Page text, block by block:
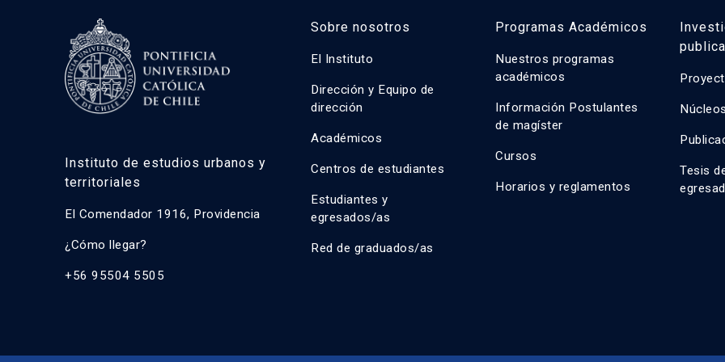
Instituto de estudios urbanos y
territoriales
El Comendador 1916, Providencia
¿Cómo llegar?
+56 95504 5505
Sobre nosotros
El Instituto
Dirección y Equipo de
dirección
Académicos
Centros de estudiantes
Estudiantes y
egresados/as
Red de graduados/as
Programas Académicos
Nuestros programas
académicos
Información Postulantes
de magíster
Cursos
Horarios y reglamentos
Tesis